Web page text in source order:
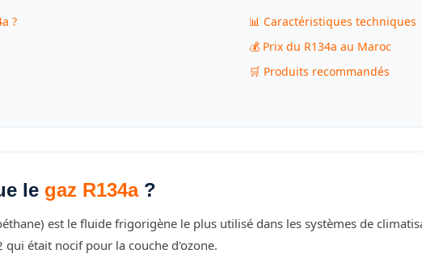
?
📊 Caractéristiques techniques
💰 Prix du R134a au Maroc
🛒 Produits recommandés
le gaz R134a?
est le fluide frigorigène le plus utilisé dans les systèmes de
qui était nocif pour la couche d'ozone.